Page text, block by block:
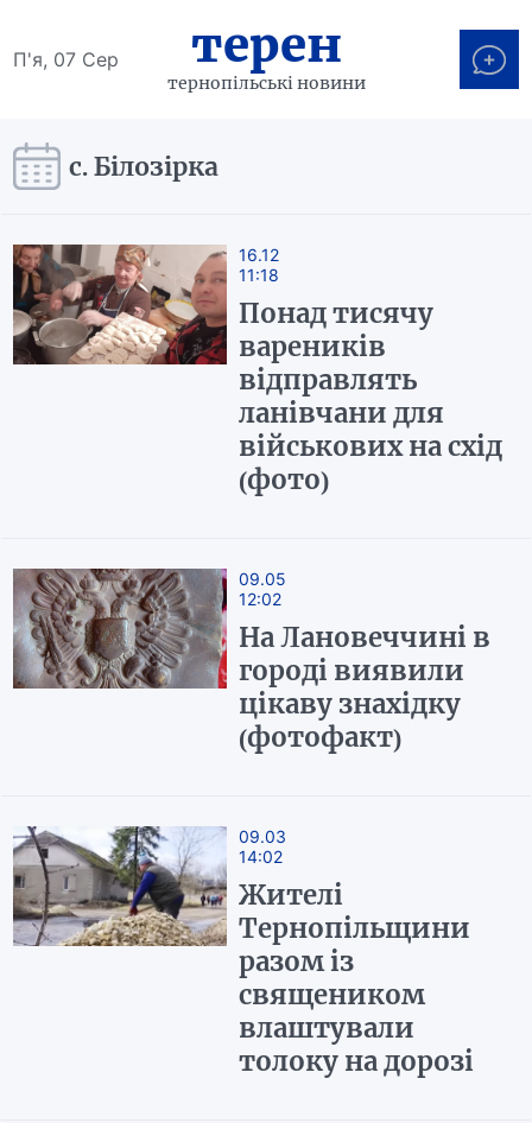
П'я, 07 Сер терен
тернопільські новини
с. Білозірка
16.12
11:18
Понад тисячу
вареників
відправлять
ланівчани для
військових на схід
(фото)
09.05
12:02
На Лановеччині в
городі виявили
цікаву знахідку
(фотофакт)
09.03
14:02
Жителі
Тернопільщини
разом із
священиком
влаштували
толоку на дорозі